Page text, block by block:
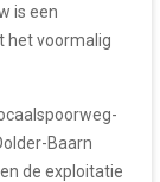
is een
het voormalig
Baarn
de exploitatie